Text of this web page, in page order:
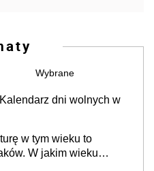
Wybrane
dni wolnych w
w tym wieku to
W jakim wieku